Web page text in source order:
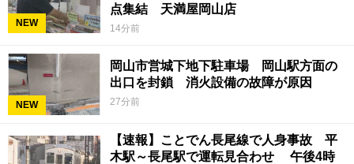
NEW
点集結 天満屋岡山店
14分前
NEW
岡山市営城下地下駐車場 岡山駅方面の
出口を封鎖 消火設備の故障が原因
27分前
【速報】ことでん長尾線で人身事故 平
木駅～長尾駅で運転見合わせ 午後4時